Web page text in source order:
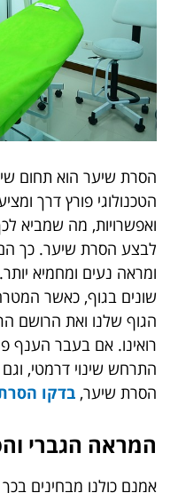
הסרת שיער הוא תחום
הטכנולוגי פורץ דרך
ואפשרויות, מה שמביא
לבצע הסרת שיער. כך הם
ומראה נעים ומחמיא
שונים בגוף, כאשר
הגוף שלנו ואת הרושם
רואינו. אם בעבר הענף
התרחש שינוי דרמטי,
הסרת שיער, בדקו
המראה הגברי
אמנם כולנו מבחינים בכך